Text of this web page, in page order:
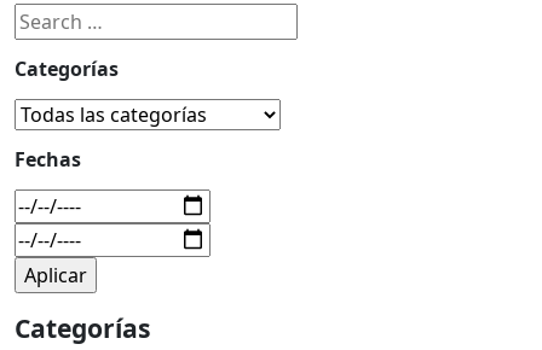
Categorías
Fechas
Categorías